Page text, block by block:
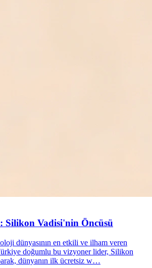
Silikon Vadisi'nin Öncüsü
dünyasının en etkili ve ilham veren
doğumlu bu vizyoner lider, Silikon
dünyanın ilk ücretsiz w…